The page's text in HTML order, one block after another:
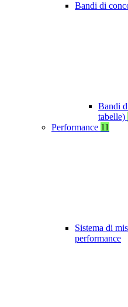
Bandi di
Bandi
tabelle)
Performance 11
Sistema di
performance